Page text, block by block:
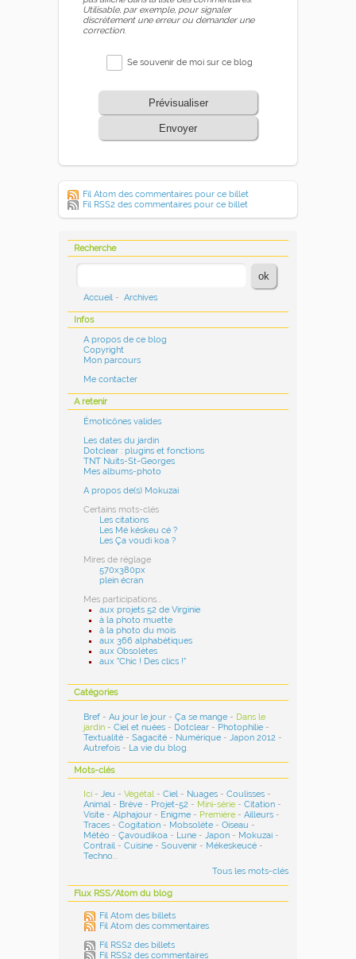
Utilisable, par exemple, pour signaler
discrètement une erreur ou demander une
correction.
Se souvenir de moi sur ce blog
Prévisualiser
Envoyer
Fil Atom des commentaires pour ce billet
Fil RSS2 des commentaires pour ce billet
Recherche
Accueil - Archives
Infos
A propos de ce blog
Copyright
Mon parcours
Me contacter
A retenir
Émoticônes valides
Les dates du jardin
Dotclear : plugins et fonctions
TNT Nuits-St-Georges
Mes albums-photo
A propos de(s) Mokuzai
Certains mots-clés
Les citations
Les Mé késkeu cé ?
Les Ça voudi koa ?
Mires de réglage
570x380px
plein écran
Mes participations...
aux projets 52 de Virginie
à la photo muette
à la photo du mois
aux 366 alphabétiques
aux Obsolètes
aux "Chic ! Des clics !"
Catégories
Bref -Au jour le jour -Ça se mange - Dans le
jardin -Ciel et nuées - Dotclear - Photophilie -
Textualité -Sagacité - Numérique -Japon 2012 -
Autrefois - La vie du blog.
Mots-clés
Ici -Jeu -Végétal -Ciel - Nuages -Coulisses -
Animal - Brève - Projet-52 - Mini-série -Citation -
Visite -Alphajour - Enigme - Première -Ailleurs -
Traces -Cogitation - Mobsolète -Oiseau -
Météo -Çavoudikoa - Lune -Japon - Mokuzai -
Contrail -Cuisine -Souvenir - Mékeskeucé -
Techno...
Tous les mots-clés
Flux RSS/Atom du blog
Fil Atom des billets
Fil Atom des commentaires
Fil RSS2 des billets
Fil RSS2 des commentaires